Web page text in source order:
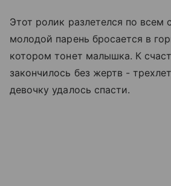
Этот ролик разлетелся по всем
молодой парень бросается в
котором тонет малышка. К
закончилось без жертв -
девочку удалось спасти.